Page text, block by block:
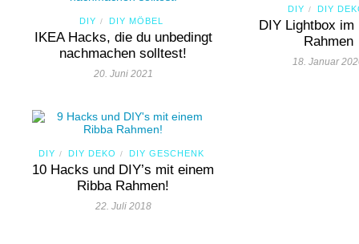
DIY / DIY MÖBEL
IKEA Hacks, die du unbedingt
nachmachen solltest!
20. Juni 2021
DIY / DIY
DIY Lightbox im
Rahmen
18. Januar
DIY / DIY DEKO / DIY GESCHENK
10 Hacks und DIY’s mit einem
Ribba Rahmen!
22. Juli 2018